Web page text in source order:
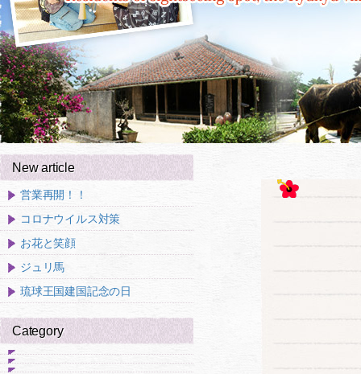
New article
営業再開！！
コロナウイルス対策
お花と笑顔
ジュリ馬
琉球王国建国記念の日
Category